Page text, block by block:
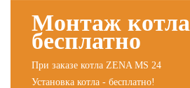
Монтаж котла
бесплатно
При заказе котла ZENA MS 24
Установка котла - бесплатно!